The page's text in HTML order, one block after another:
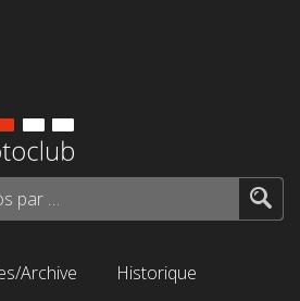
Recherche de photos par mots-clés...
Archive
Historique